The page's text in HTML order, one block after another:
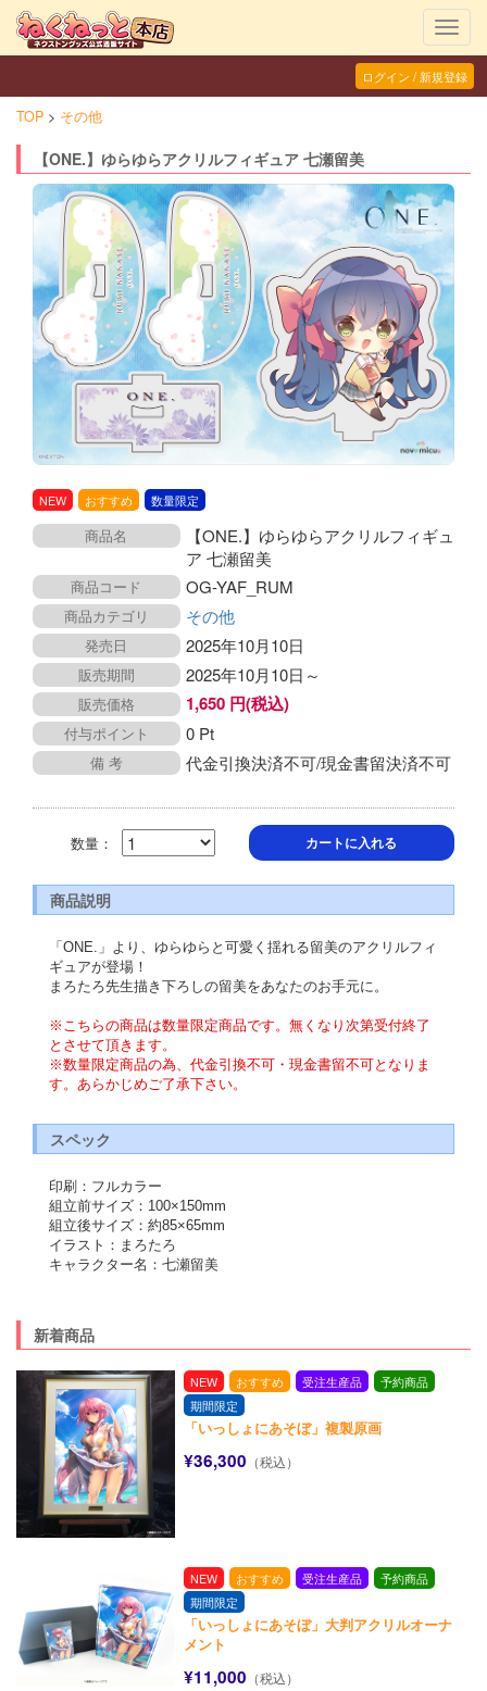
ログイン / 新規登録
TOP その他
【ONE.】ゆらゆらアクリルフィギュア 七瀬留美
NEW おすすめ 数量限定
商品名
【ONE.】ゆらゆらアクリルフィギュ
ア 七瀬留美
商品コード OG-YAF_RUM
商品カテゴリ その他
発売日 2025年10月10日
販売期間 2025年10月10日～
販売価格 1,650 円(税込)
付与ポイント 0 Pt
備 考 代金引換決済不可/現金書留決済不可
数量： カートに入れる
商品説明
「ONE.」より、ゆらゆらと可愛く揺れる留美のアクリルフィ
ギュアが登場！
まろたろ先生描き下ろしの留美をあなたのお手元に。
※こちらの商品は数量限定商品です。無くなり次第受付終了
とさせて頂きます。
※数量限定商品の為、代金引換不可・現金書留不可となりま
す。あらかじめご了承下さい。
スペック
印刷：フルカラー
組立前サイズ：100×150mm
組立後サイズ：約85×65mm
イラスト：まろたろ
キャラクター名：七瀬留美
新着商品
NEW おすすめ 受注生産品
予約商品
期間限定
「いっしょにあそぼ」複製原画
¥36,300 （税込）
NEW おすすめ 受注生産品
予約商品
期間限定
「いっしょにあそぼ」大判アクリルオーナ
メント
¥11,000 （税込）